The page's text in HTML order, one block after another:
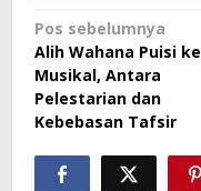
Navigasi
pos
Pos sebelumnya
Alih Wahana Puisi ke
Musikal, Antara
Pelestarian dan
Kebebasan Tafsir